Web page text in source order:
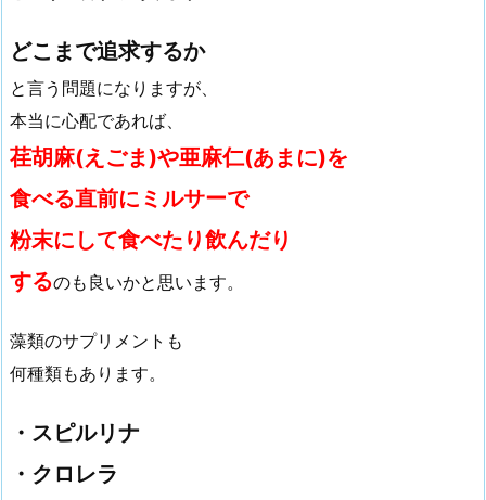
どこまで追求するか
と言う問題になりますが、
本当に心配であれば、
荏胡麻(えごま)や亜麻仁(あまに)を
食べる直前にミルサーで
粉末にして食べたり飲んだり
するのも良いかと思います。
藻類のサプリメントも
何種類もあります。
・スピルリナ
・クロレラ